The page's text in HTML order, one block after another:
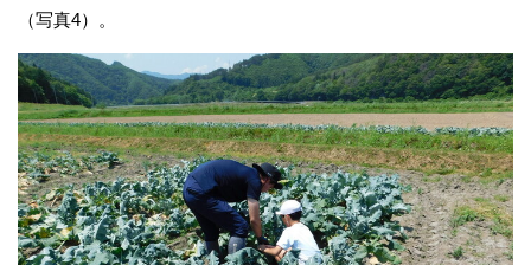
（写真4）。